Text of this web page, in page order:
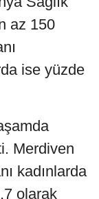
az 150
ise yüzde
Merdiven
kadınlarda
olarak